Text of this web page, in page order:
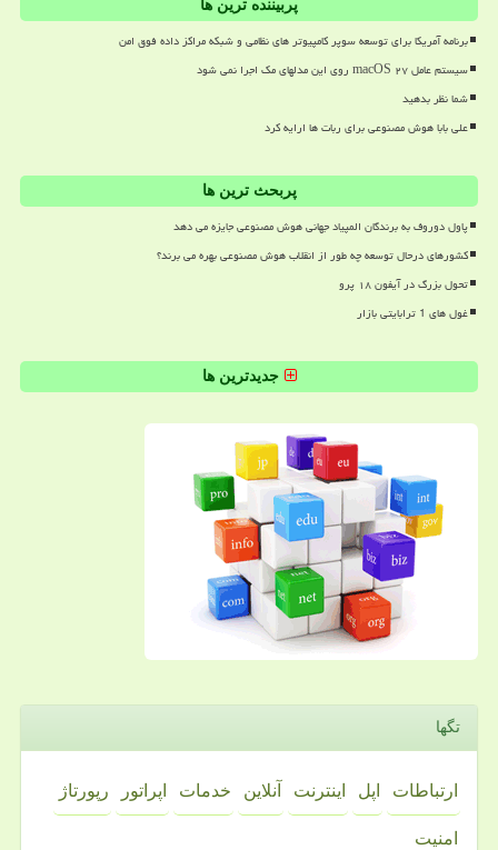
پربیننده ترین ها
برنامه آمریکا برای توسعه سوپر کامپیوتر های نظامی و شبکه مراکز داده فوق امن
سیستم عامل macOS ۲۷ روی این مدلهای مک اجرا نمی شود
شما نظر بدهید
علی بابا هوش مصنوعی برای ربات ها ارایه کرد
پربحث ترین ها
پاول دوروف به برندگان المپیاد جهانی هوش مصنوعی جایزه می دهد
کشورهای درحال توسعه چه طور از انقلاب هوش مصنوعی بهره می برند؟
تحول بزرگ در آیفون ۱۸ پرو
غول های 1 ترابایتی بازار
جدیدترین ها
تگها
ارتباطات اپل اینترنت آنلاین خدمات اپراتور رپورتاژ
امنیت